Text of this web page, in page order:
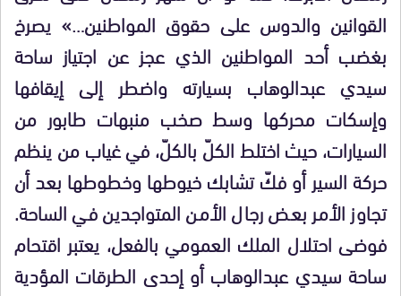
القوانين والدوس على حقوق المواطنين…» يصرخ
بغضب أحد المواطنين الذي عجز عن اجتياز ساحة
سيدي عبدالوهاب بسيارته واضطر إلى إيقافها
وإسكات محركها وسط صخب منبهات طابور من
السيارات، حيث اختلط الكلّ بالكلّ، في غياب من ينظم
حركة السير أو فكّ تشابك خيوطها وخطوطها بعد أن
تجاوز الأمر بعض رجال الأمن المتواجدين في الساحة.
فوضى احتلال الملك العمومي بالفعل، يعتبر اقتحام
ساحة سيدي عبدالوهاب أو إحدى الطرقات المؤدية